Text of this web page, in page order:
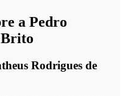
a Pedro
Brito
Rodrigues de